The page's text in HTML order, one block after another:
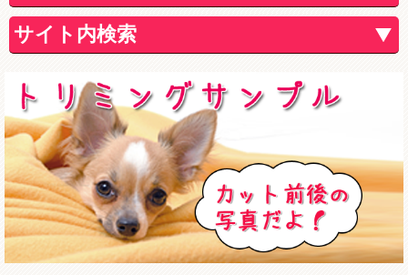
サイト内検索